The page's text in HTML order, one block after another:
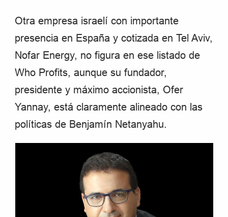
Otra empresa israelí con importante
presencia en España y cotizada en Tel Aviv,
Nofar Energy, no figura en ese listado de
Who Profits, aunque su fundador,
presidente y máximo accionista, Ofer
Yannay, está claramente alineado con las
políticas de Benjamín Netanyahu.